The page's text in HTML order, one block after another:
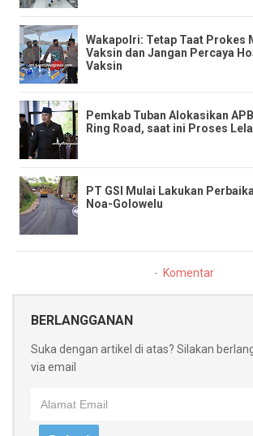
Wakapolri: Tetap Taat Prokes
Vaksin dan Jangan Percaya
Vaksin
Pemkab Tuban Alokasikan
Ring Road, saat ini Proses
PT GSI Mulai Lakukan
Noa-Golowelu
Komentar
BERLANGGANAN
Suka dengan artikel di atas? Silakan
via email